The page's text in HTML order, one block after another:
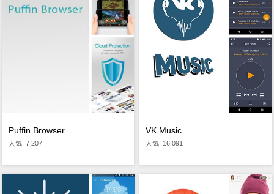
Puffin Browser
人気: 7 207
VK Music
人気: 16 091